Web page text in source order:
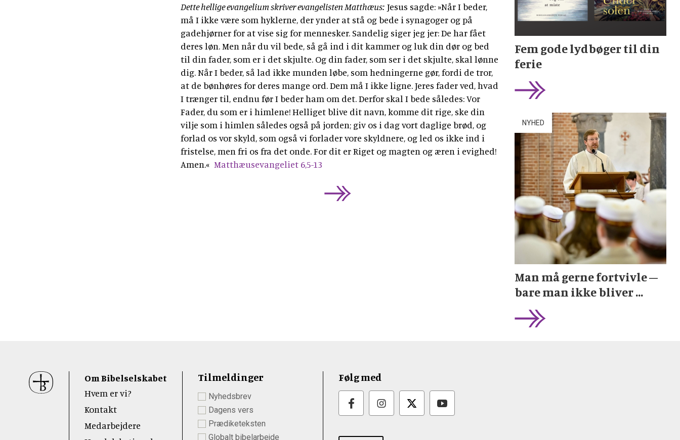
Dette hellige evangelium skriver evangelisten Matthæus: Jesus sagde: »Når I beder,
må I ikke være som hyklerne, der ynder at stå og bede i synagoger og på
gadehjørner for at vise sig for mennesker. Sandelig siger jeg jer: De har fået
deres løn. Men når du vil bede, så gå ind i dit kammer og luk din dør og bed
til din fader, som er i det skjulte. Og din fader, som ser i det skjulte, skal lønne
dig. Når I beder, så lad ikke munden løbe, som hedningerne gør, fordi de tror,
at de bønhøres for deres mange ord. Dem må I ikke ligne. Jeres fader ved, hvad
I trænger til, endnu før I beder ham om det. Derfor skal I bede således: Vor
Fader, du som er i himlene! Helliget blive dit navn, komme dit rige, ske din
vilje som i himlen således også på jorden; giv os i dag vort daglige brød, og
forlad os vor skyld, som også vi forlader vore skyldnere, og led os ikke ind i
fristelse, men fri os fra det onde. For dit er Riget og magten og æren i evighed!
Amen.« Matthæusevangeliet 6,5-13
Fem gode lydbøger til din
ferie
NYHED
Man må gerne fortvivle –
bare man ikke bliver ...
Sidefod
Om Bibelselskabet
Hvem er vi?
Kontakt
Medarbejdere
Tilmeldinger
Nyhedsbrev
Dagens vers
Prædiketeksten
Globalt bibelarbejde
Følg med